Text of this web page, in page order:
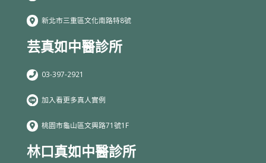
新北市三重區文化南路特8號
芸真如中醫診所
03-397-2921
加入看更多真人實例
桃園市龜山區文興路71號1F
林口真如中醫診所